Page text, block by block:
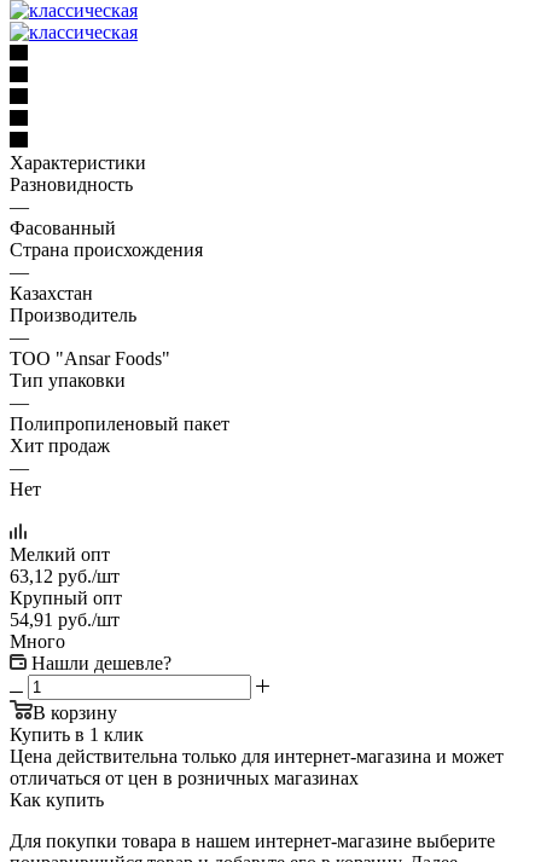
Характеристики
Разновидность
—
Фасованный
Страна происхождения
—
Казахстан
Производитель
—
ТОО "Ansar Foods"
Тип упаковки
—
Полипропиленовый пакет
Хит продаж
—
Нет
Мелкий опт
63,12 руб./шт
Крупный опт
54,91 руб./шт
Много
Нашли дешевле?
В корзину
Купить в 1 клик
Цена действительна только для интернет-магазина и может
отличаться от цен в розничных магазинах
Как купить
Для покупки товара в нашем интернет-магазине выберите